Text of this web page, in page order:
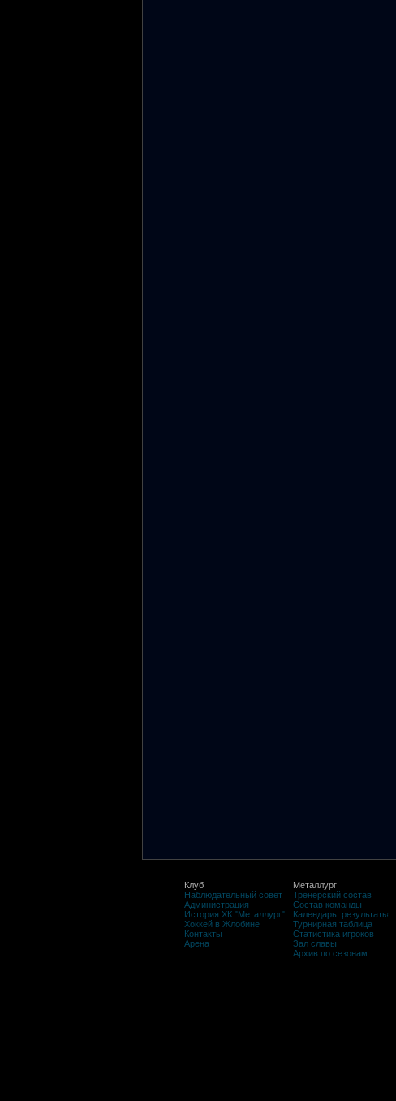
Клуб
Наблюдательный совет
Администрация
История ХК "Металлург"
Хоккей в Жлобине
Контакты
Арена
Металлург
Тренерский состав
Состав команды
Календарь, результаты
Турнирная таблица
Статистика игроков
Зал славы
Архив по сезонам